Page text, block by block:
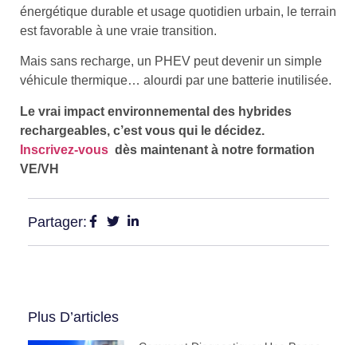
énergétique durable et usage quotidien urbain, le terrain
est favorable à une vraie transition.
Mais sans recharge, un PHEV peut devenir un simple
véhicule thermique… alourdi par une batterie inutilisée.
Le vrai impact environnemental des hybrides
rechargeables, c’est vous qui le décidez.
Inscrivez-vous dès maintenant à notre formation
VE/VH
Partager:
Plus D’articles